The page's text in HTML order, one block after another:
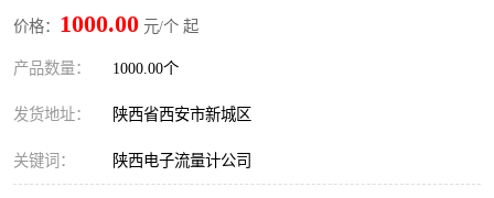
价格： 1000.00 元/个 起
产品数量： 1000.00个
发货地址： 陕西省西安市新城区
关键词： 陕西电子流量计公司